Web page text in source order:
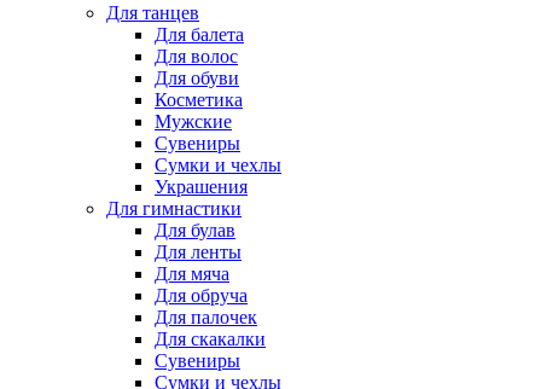
Для танцев
Для балета
Для волос
Для обуви
Косметика
Мужские
Сувениры
Сумки и чехлы
Украшения
Для гимнастики
Для булав
Для ленты
Для мяча
Для обруча
Для палочек
Для скакалки
Сувениры
Сумки и чехлы